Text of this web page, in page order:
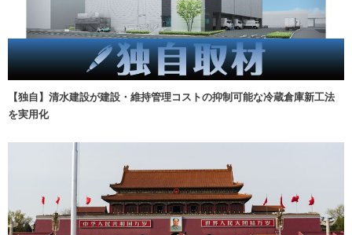
【独自】清水建設が建設・維持管理コストの抑制可能な冷蔵倉庫新工法
を実用化